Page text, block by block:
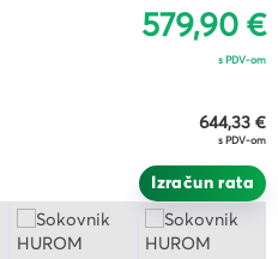
579,90 €
s PDV-om
644,33 €
s PDV-om
Izračun rata